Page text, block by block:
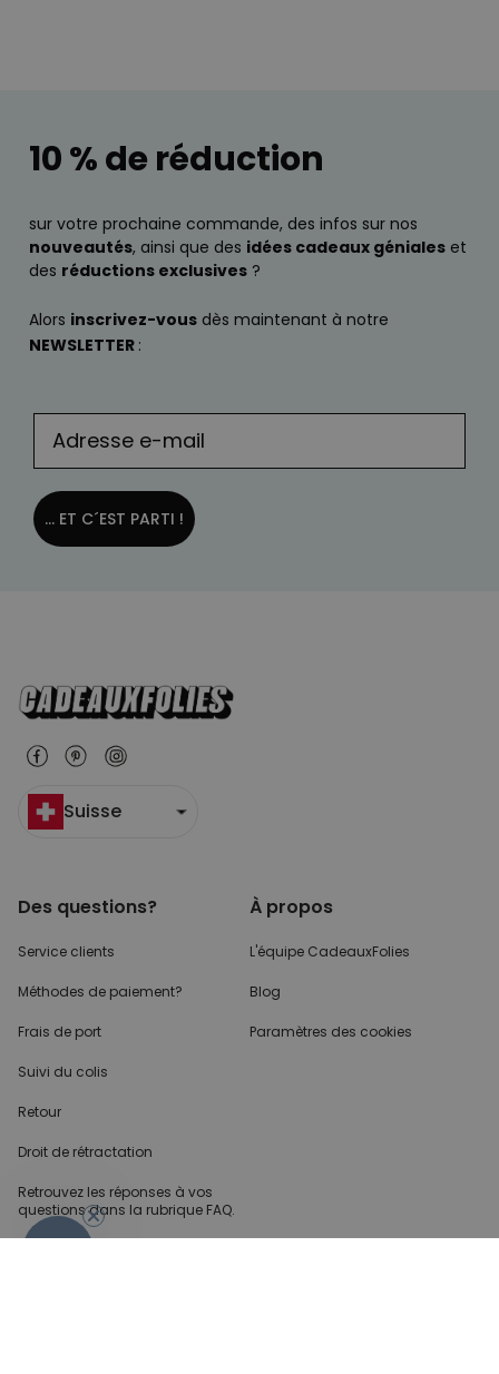
10 % de réduction
sur votre prochaine commande, des infos sur nos
nouveautés, ainsi que des idées cadeaux géniales et
des réductions exclusives ?
Alors inscrivez-vous dès maintenant à notre
NEWSLETTER :
... ET C´EST PARTI !
Suisse
Des questions?
Service clients
Méthodes de paiement?
Frais de port
Suivi du colis
Retour
Droit de rétractation
Retrouvez les réponses à vos
questions dans la rubrique FAQ.
À propos
L'équipe CadeauxFolies
Blog
Paramètres des cookies